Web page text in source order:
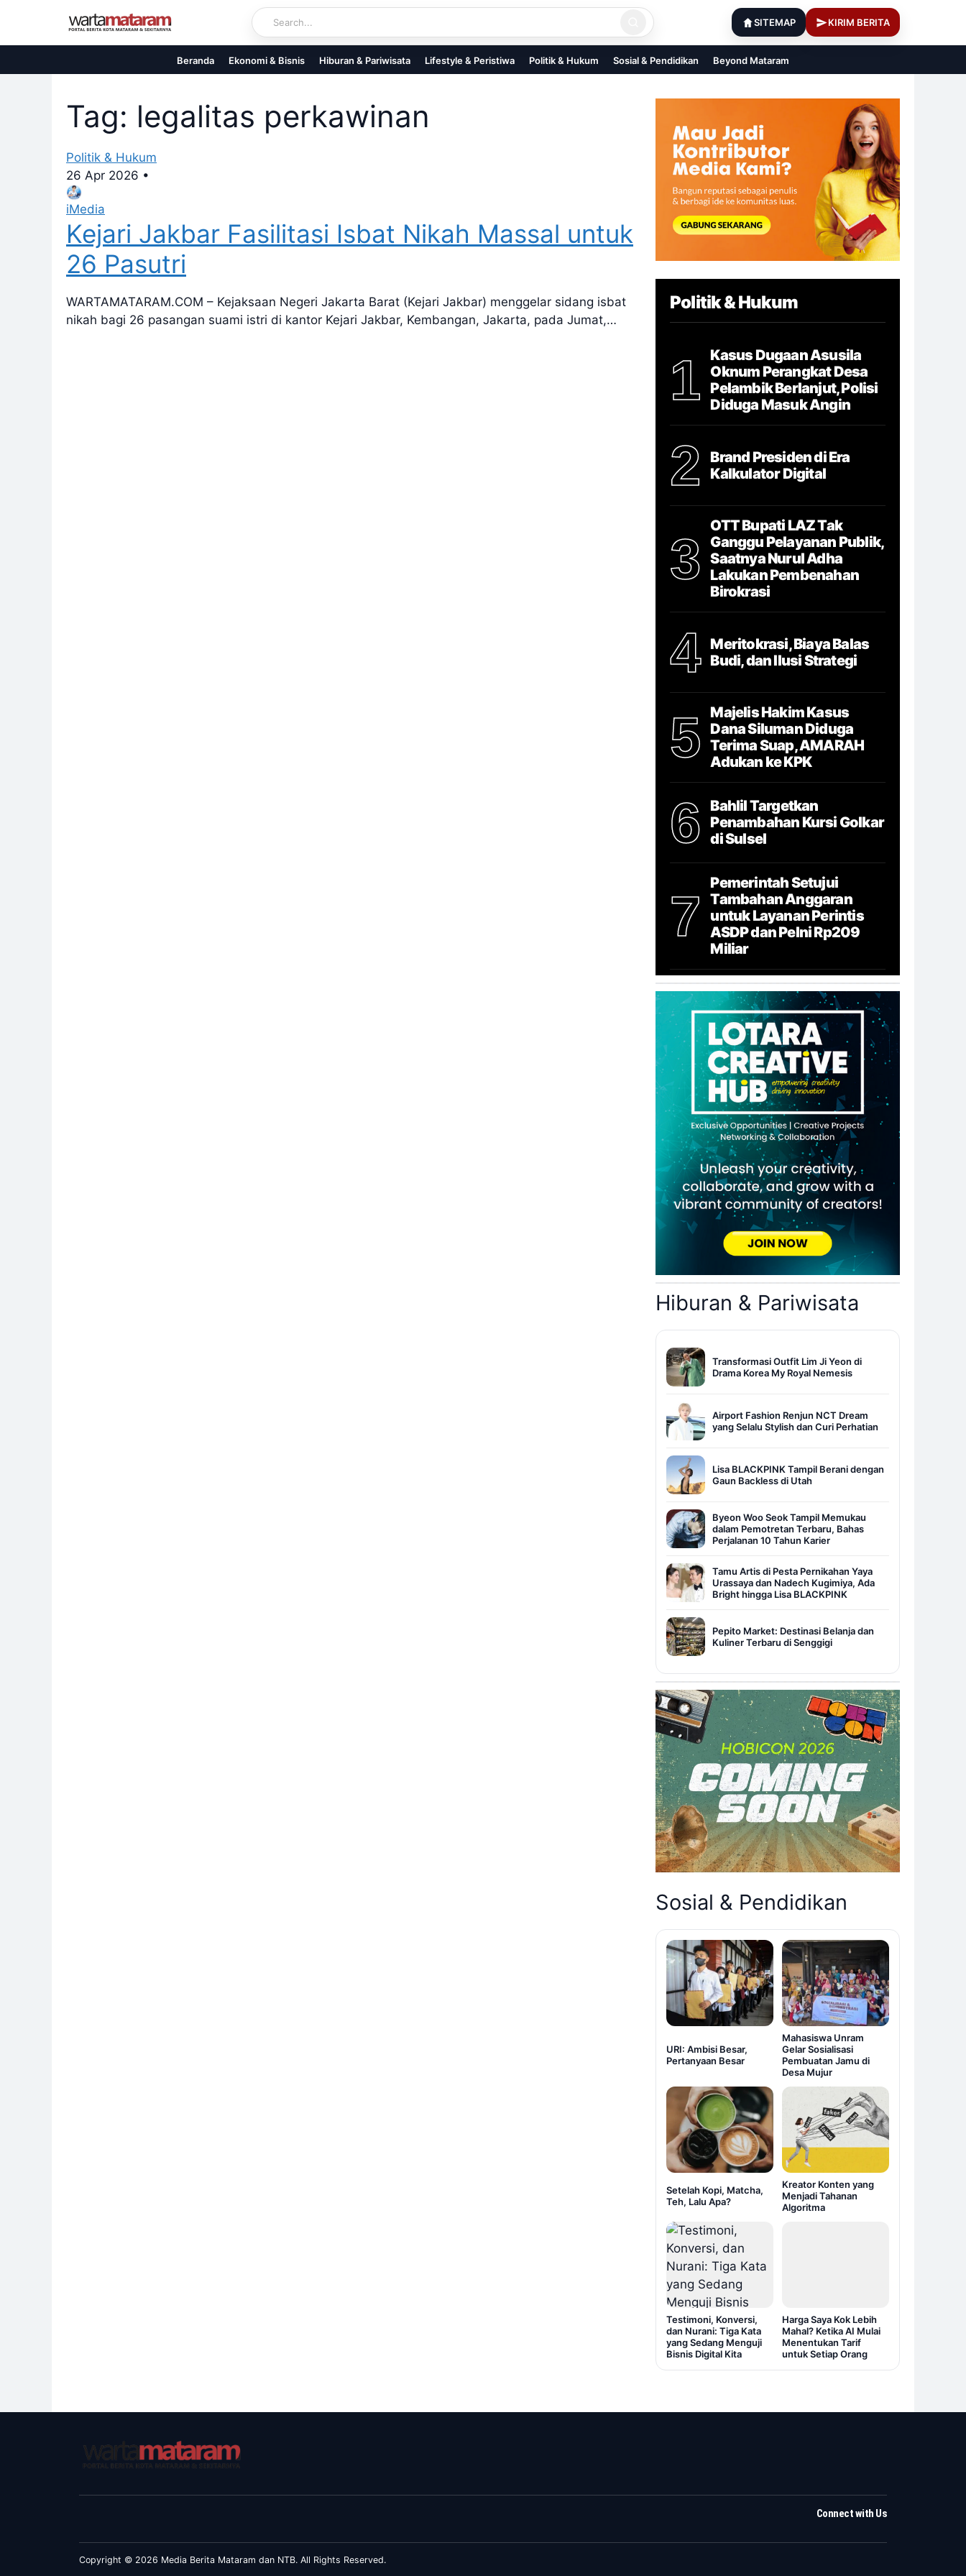
content
SITEMAP KIRIM BERITA
Beranda Ekonomi & Bisnis Hiburan & Pariwisata Lifestyle & Peristiwa Politik & Hukum Sosial & Pendidikan Beyond Mataram
Tag: legalitas perkawinan
Politik & Hukum
26 Apr 2026 •
iMedia
Kejari Jakbar Fasilitasi Isbat Nikah Massal untuk
26 Pasutri
WARTAMATARAM.COM – Kejaksaan Negeri Jakarta Barat (Kejari Jakbar) menggelar sidang isbat
nikah bagi 26 pasangan suami istri di kantor Kejari Jakbar, Kembangan, Jakarta, pada Jumat,…
Politik & Hukum
1
Kasus Dugaan Asusila
Oknum Perangkat Desa
Pelambik Berlanjut, Polisi
Diduga Masuk Angin
2
Brand Presiden di Era
Kalkulator Digital
3
OTT Bupati LAZ Tak
Ganggu Pelayanan Publik,
Saatnya Nurul Adha
Lakukan Pembenahan
Birokrasi
4
Meritokrasi, Biaya Balas
Budi, dan Ilusi Strategi
5
Majelis Hakim Kasus
Dana Siluman Diduga
Terima Suap, AMARAH
Adukan ke KPK
6
Bahlil Targetkan
Penambahan Kursi Golkar
di Sulsel
7
Pemerintah Setujui
Tambahan Anggaran
untuk Layanan Perintis
ASDP dan Pelni Rp209
Miliar
Hiburan & Pariwisata
Transformasi Outfit Lim Ji Yeon di
Drama Korea My Royal Nemesis
Airport Fashion Renjun NCT Dream
yang Selalu Stylish dan Curi Perhatian
Lisa BLACKPINK Tampil Berani dengan
Gaun Backless di Utah
Byeon Woo Seok Tampil Memukau
dalam Pemotretan Terbaru, Bahas
Perjalanan 10 Tahun Karier
Tamu Artis di Pesta Pernikahan Yaya
Urassaya dan Nadech Kugimiya, Ada
Bright hingga Lisa BLACKPINK
Pepito Market: Destinasi Belanja dan
Kuliner Terbaru di Senggigi
Sosial & Pendidikan
URI: Ambisi Besar,
Pertanyaan Besar
Mahasiswa Unram
Gelar Sosialisasi
Pembuatan Jamu di
Desa Mujur
Setelah Kopi, Matcha,
Teh, Lalu Apa?
Kreator Konten yang
Menjadi Tahanan
Algoritma
Testimoni, Konversi,
dan Nurani: Tiga Kata
yang Sedang Menguji
Bisnis Digital Kita
Harga Saya Kok Lebih
Mahal? Ketika AI Mulai
Menentukan Tarif
untuk Setiap Orang
Connect with Us
Copyright © 2026 Media Berita Mataram dan NTB. All Rights Reserved.